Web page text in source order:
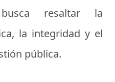
resaltar la
la integridad y el
pública.